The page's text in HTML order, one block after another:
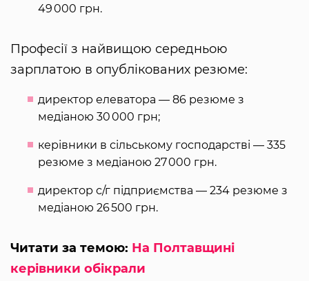
49 000 грн.
Професії з найвищою середньою
зарплатою в опублікованих резюме:
директор елеватора — 86 резюме з
медіаною 30 000 грн;
керівники в сільському господарстві — 335
резюме з медіаною 27 000 грн.
директор с/г підприємства — 234 резюме з
медіаною 26 500 грн.
Читати за темою: На Полтавщині
керівники обікрали